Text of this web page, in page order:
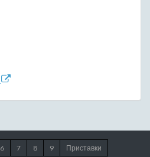
6 7 8 9
Приставки